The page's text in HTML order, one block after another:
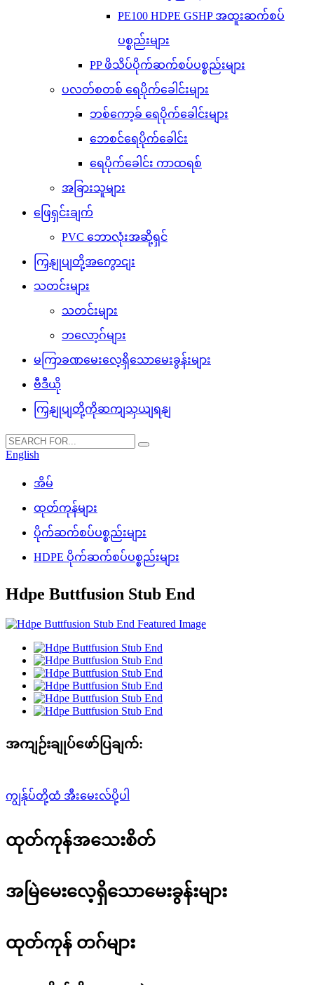
PE100 HDPE GSHP အထူးဆက်စပ်
ပစ္စည်းများ
PP ဖိသိပ်ပိုက်ဆက်စပ်ပစ္စည်းများ
ပလတ်စတစ် ရေပိုက်ခေါင်းများ
ဘစ်ကော့ခ် ရေပိုက်ခေါင်းများ
ဘေစင်ရေပိုက်ခေါင်း
ရေပိုက်ခေါင်း ကာထရစ်
အခြားသူများ
ဖြေရှင်းချက်
PVC ဘောလုံးအဆို့ရှင်
ကြှနျုပျတို့အကွောငျး
သတင်းများ
သတင်းများ
ဘလော့ဂ်များ
မကြာခဏမေးလေ့ရှိသောမေးခွန်းများ
ဗီဒီယို
ကြှနျုပျတို့ကိုဆကျသှယျရနျ
English
အိမ်
ထုတ်ကုန်များ
ပိုက်ဆက်စပ်ပစ္စည်းများ
HDPE ပိုက်ဆက်စပ်ပစ္စည်းများ
Hdpe Buttfusion Stub End
အကျဉ်းချုပ်ဖော်ပြချက်:
ကျွန်ုပ်တို့ထံ အီးမေးလ်ပို့ပါ
ထုတ်ကုန်အသေးစိတ်
အမြဲမေးလေ့ရှိသောမေးခွန်းများ
ထုတ်ကုန် တဂ်များ